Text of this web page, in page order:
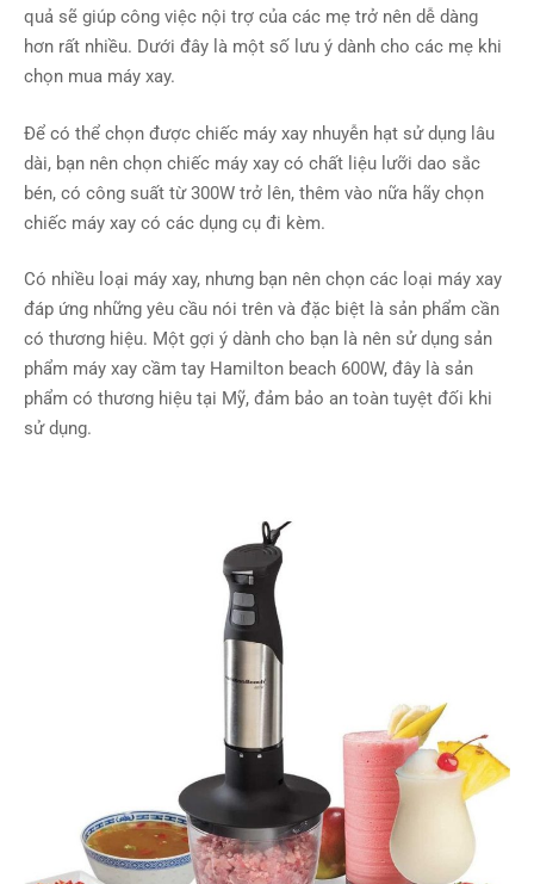
quả sẽ giúp công việc nội trợ của các mẹ trở nên dễ dàng
hơn rất nhiều. Dưới đây là một số lưu ý dành cho các mẹ khi
chọn mua máy xay.
Để có thể chọn được chiếc máy xay nhuyễn hạt sử dụng lâu
dài, bạn nên chọn chiếc máy xay có chất liệu lưỡi dao sắc
bén, có công suất từ 300W trở lên, thêm vào nữa hãy chọn
chiếc máy xay có các dụng cụ đi kèm.
Có nhiều loại máy xay, nhưng bạn nên chọn các loại máy xay
đáp ứng những yêu cầu nói trên và đặc biệt là sản phẩm cần
có thương hiệu. Một gợi ý dành cho bạn là nên sử dụng sản
phẩm máy xay cầm tay Hamilton beach 600W, đây là sản
phẩm có thương hiệu tại Mỹ, đảm bảo an toàn tuyệt đối khi
sử dụng.